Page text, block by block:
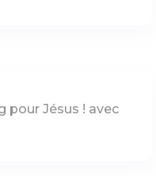
pour Jésus ! avec